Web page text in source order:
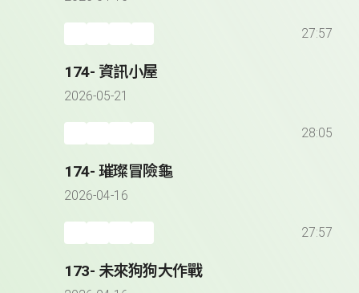
27:57
174- 資訊小屋
2026-05-21
28:05
174- 璀璨冒險龜
2026-04-16
27:57
173- 未來狗狗大作戰